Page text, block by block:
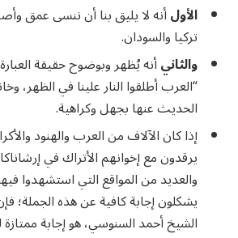
الأولأنه لا يليق بنا أن ننسى عمق
تركيا والسودان.
والثانيأنه يُظهر وبوضوح حقيقة
“العرب أطلقوا النار علينا في الظهر،
الحديث عنها بجهل وكراهية.
إذا كان الآلاف من العرب والهنود
يرقدون مع إخوانهم الأتراك في
والعديد من المواقع التي استشهدوا
يشكلون إجابة كافية عن هذه الجملة؛
الشيخ أحمد السنوسي، هو إجابة